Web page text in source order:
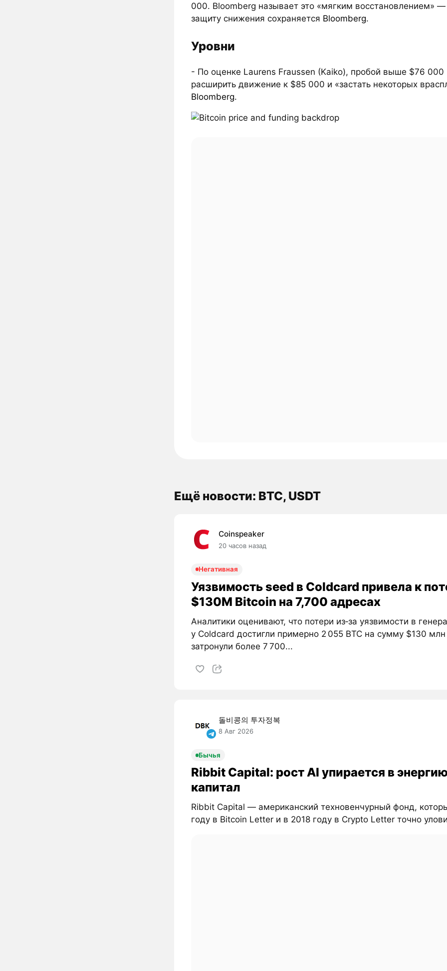
000. Bloomberg называет это «мягким восстановлением» —
защиту снижения сохраняется Bloomberg.
Уровни
- По оценке Laurens Fraussen (Kaiko), пробой выше $76
расширить движение к $85 000 и «застать некоторых
Bloomberg.
Ещё новости: BTC, USDT
Coinspeaker
20 часов назад
Негативная
Уязвимость seed в Coldcard привела к
$130M Bitcoin на 7,700 адресах
Аналитики оценивают, что потери из‑за уязвимости в
у Coldcard достигли примерно 2 055 BTC на сумму $130
затронули более 7 700...
돌비콩의 투자정복
8 Авг 2026
Бычья
Ribbit Capital: рост AI упирается в
капитал
Ribbit Capital — американский техновенчурный фонд,
году в Bitcoin Letter и в 2018 году в Crypto Letter точно